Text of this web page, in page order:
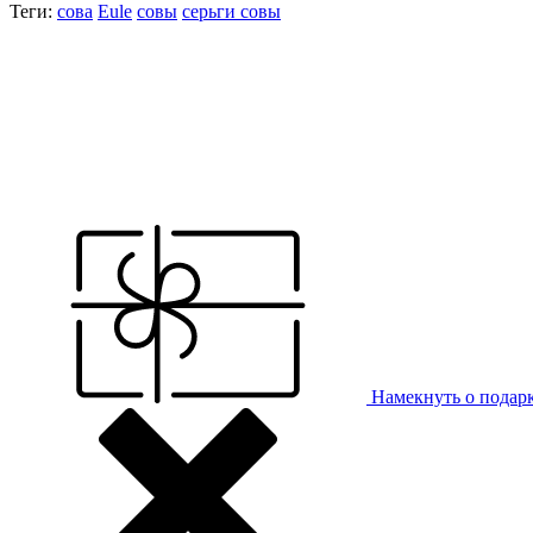
Теги: сова Eule совы серьги совы
Намекнуть о